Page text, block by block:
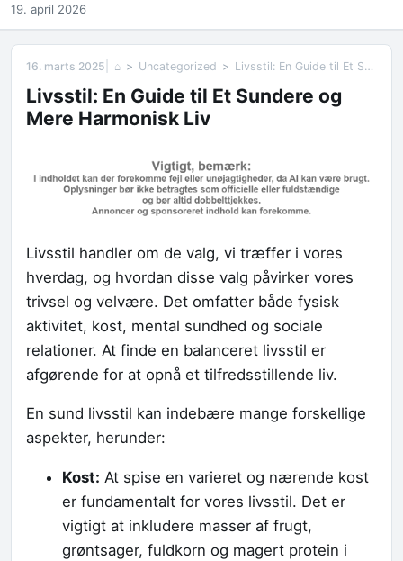
19. april 2026
16. marts 2025 ⌂ Uncategorized Livsstil: En Guide til Et Sundere og Mere Harmonisk Liv
Livsstil: En Guide til Et Sundere og
Mere Harmonisk Liv
Livsstil handler om de valg, vi træffer i vores
hverdag, og hvordan disse valg påvirker vores
trivsel og velvære. Det omfatter både fysisk
aktivitet, kost, mental sundhed og sociale
relationer. At finde en balanceret livsstil er
afgørende for at opnå et tilfredsstillende liv.
En sund livsstil kan indebære mange forskellige
aspekter, herunder:
Kost: At spise en varieret og nærende kost
er fundamentalt for vores livsstil. Det er
vigtigt at inkludere masser af frugt,
grøntsager, fuldkorn og magert protein i